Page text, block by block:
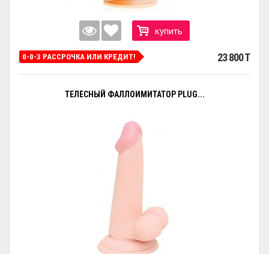
купить
0-0-3 РАССРОЧКА ИЛИ КРЕДИТ! 23 800 T
ТЕЛЕСНЫЙ ФАЛЛОИМИТАТОР PLUG...